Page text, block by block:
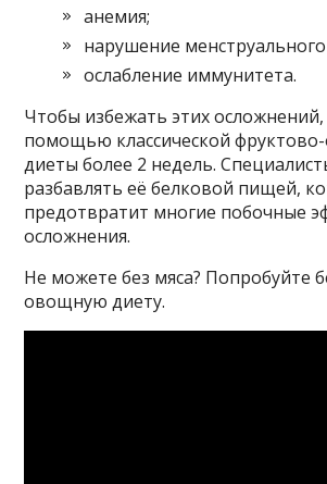
анемия;
нарушение
ослабление иммунитета.
Чтобы избежать этих осложнений,
помощью классической
диеты более 2 недель.
разбавлять её белковой пищей,
предотвратит многие побочные
осложнения.
Не можете без мяса? Попробуйте
овощную диету.